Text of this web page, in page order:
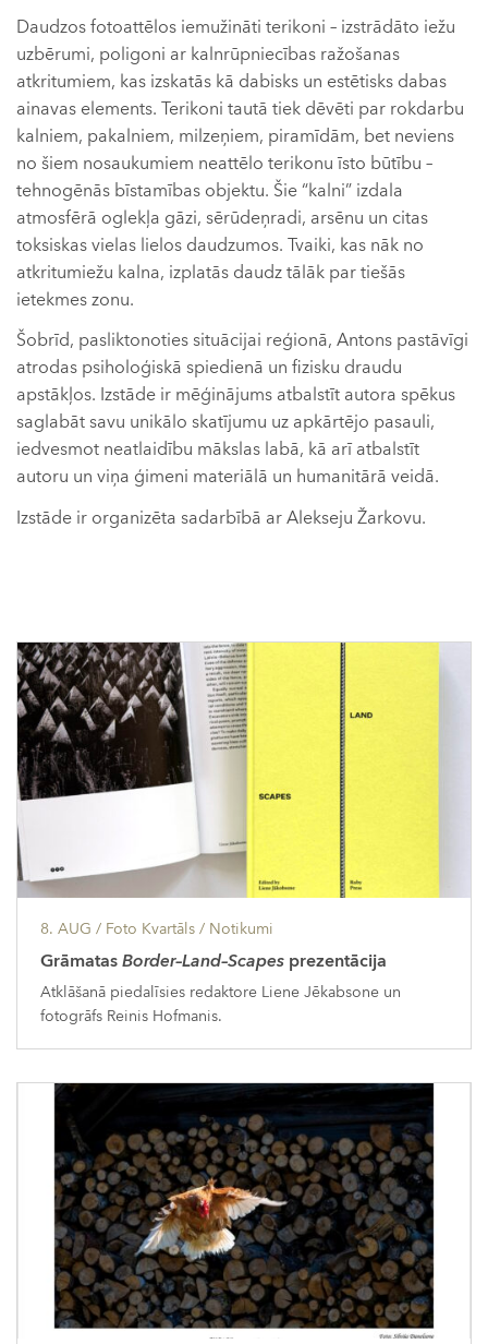
Daudzos fotoattēlos iemužināti terikoni – izstrādāto iežu
uzbērumi, poligoni ar kalnrūpniecības ražošanas
atkritumiem, kas izskatās kā dabisks un estētisks dabas
ainavas elements. Terikoni tautā tiek dēvēti par rokdarbu
kalniem, pakalniem, milzeņiem, piramīdām, bet neviens
no šiem nosaukumiem neattēlo terikonu īsto būtību –
tehnogēnās bīstamības objektu. Šie “kalni” izdala
atmosfērā oglekļa gāzi, sērūdeņradi, arsēnu un citas
toksiskas vielas lielos daudzumos. Tvaiki, kas nāk no
atkritumiežu kalna, izplatās daudz tālāk par tiešās
ietekmes zonu.
Šobrīd, pasliktonoties situācijai reģionā, Antons pastāvīgi
atrodas psiholoģiskā spiedienā un fizisku draudu
apstākļos. Izstāde ir mēģinājums atbalstīt autora spēkus
saglabāt savu unikālo skatījumu uz apkārtējo pasauli,
iedvesmot neatlaidību mākslas labā, kā arī atbalstīt
autoru un viņa ģimeni materiālā un humanitārā veidā.
Izstāde ir organizēta sadarbībā ar Alekseju Žarkovu.
8. AUG / Foto Kvartāls / Notikumi
GrāmatasBorder–Land–Scapes prezentācija
Atklāšanā piedalīsies redaktore Liene Jēkabsone un
fotogrāfs Reinis Hofmanis.